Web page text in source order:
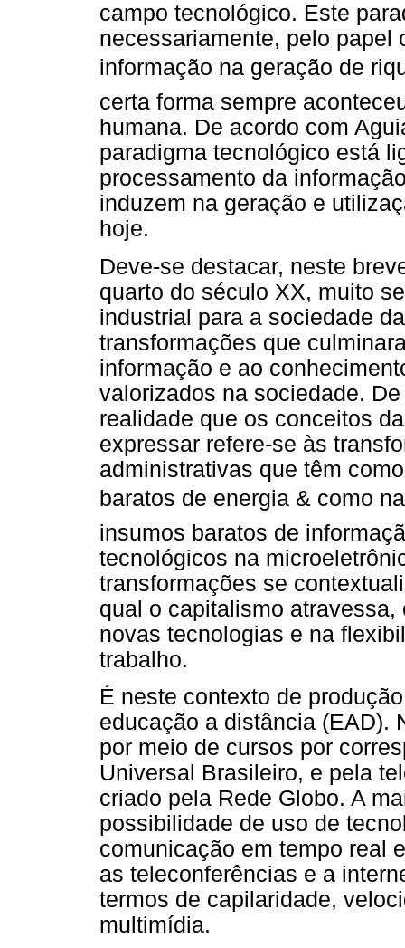
campo tecnológico. Este
necessariamente, pelo papel
informação na geração de
certa forma sempre
humana. De acordo com
paradigma tecnológico está
processamento da
induzem na geração e
hoje.
Deve-se destacar, neste
quarto do século XX, muito
industrial para a sociedade
transformações que
informação e ao
valorizados na sociedade.
realidade que os conceitos
expressar refere-se às
administrativas que têm
baratos de energia & como
insumos baratos de
tecnológicos na
transformações se
qual o capitalismo
novas tecnologias e na
trabalho.
É neste contexto de
educação a distância (EAD).
por meio de cursos por
Universal Brasileiro, e pela
criado pela Rede Globo. A
possibilidade de uso de
comunicação em tempo real
as teleconferências e a
termos de capilaridade,
multimídia.